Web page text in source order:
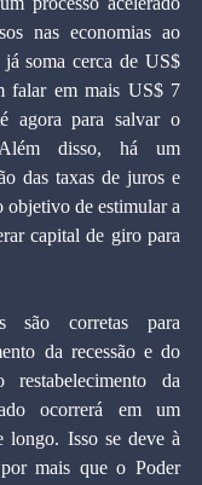
nas economias ao
soma cerca de US$
falar em mais US$ 7
agora para salvar o
Além disso, há um
das taxas de juros e
objetivo de estimular a
capital de giro para
são corretas para
da recessão e do
restabelecimento da
ocorrerá em um
longo. Isso se deve à
mais que o Poder